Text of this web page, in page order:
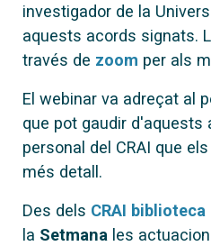
investigador de la
aquests acords signats.
través de zoom per als
El webinar va adreçat al
que pot gaudir d'aquests
personal del CRAI que
més detall.
Des dels CRAI biblioteca
la Setmana les